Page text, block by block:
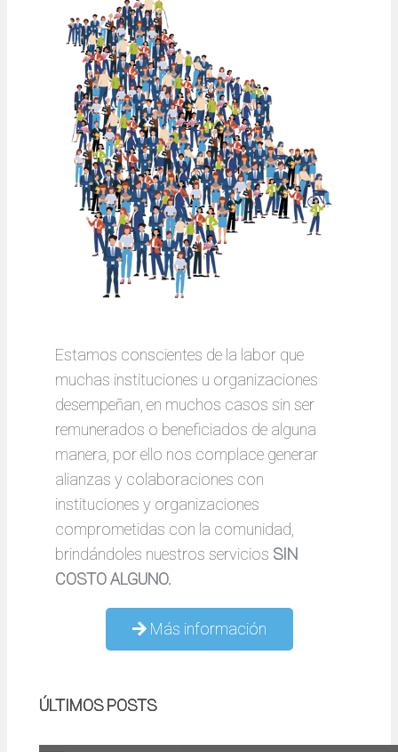
Estamos conscientes de la labor que
muchas instituciones u organizaciones
desempeñan, en muchos casos sin ser
remunerados o beneficiados de alguna
manera, por ello nos complace generar
alianzas y colaboraciones con
instituciones y organizaciones
comprometidas con la comunidad,
brindándoles nuestros servicios SIN
COSTO ALGUNO.
Más información
ÚLTIMOS POSTS